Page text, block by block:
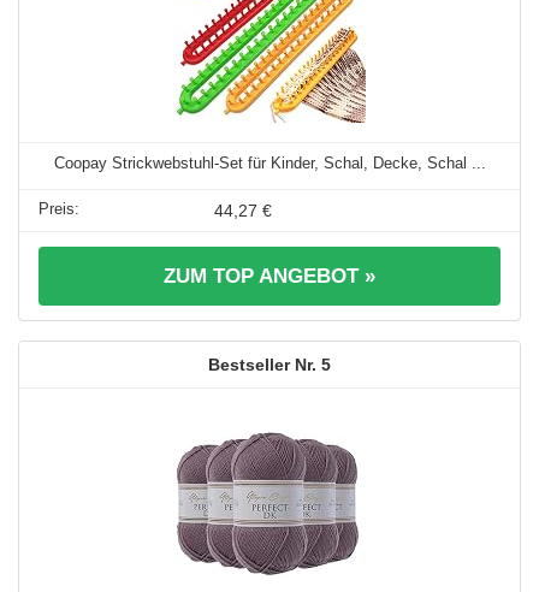
Coopay Strickwebstuhl-Set für Kinder, Schal, Decke, Schal ...
44,27 €
ZUM TOP ANGEBOT »
5